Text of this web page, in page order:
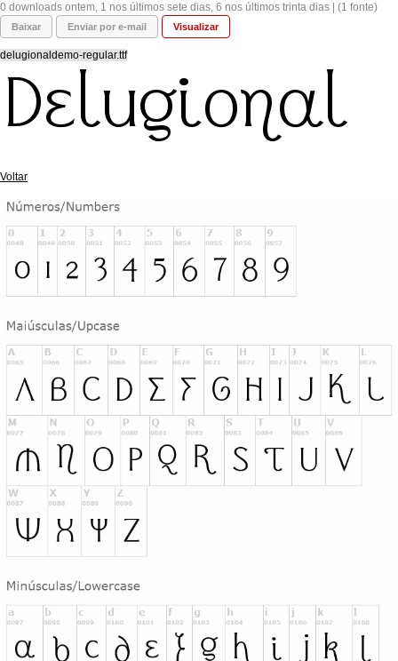
0 downloads ontem, 1 nos últimos sete dias, 6 nos últimos trinta dias | (1 fonte)
Baixar Enviar por e-mail Visualizar
delugionaldemo-regular.ttf
Voltar